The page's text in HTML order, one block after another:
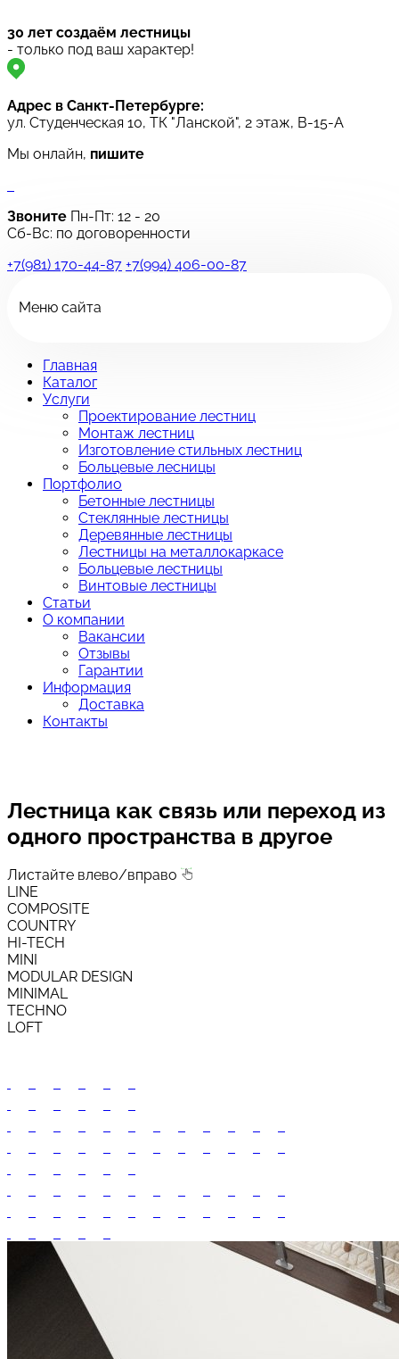
30 лет создаём лестницы
- только под ваш характер!
Адрес в Санкт-Петербурге:
ул. Студенческая 10, ТК "Ланской", 2 этаж, B-15-A
Мы онлайн, пишите
Звоните Пн-Пт: 12 - 20
Сб-Вс: по договоренности
+7(981) 170-44-87 +7(994) 406-00-87
Меню сайта
Главная
Каталог
Услуги
Проектирование лестниц
Монтаж лестниц
Изготовление стильных лестниц
Больцевые лесницы
Портфолио
Бетонные лестницы
Стеклянные лестницы
Деревянные лестницы
Лестницы на металлокаркасе
Больцевые лестницы
Винтовые лестницы
Статьи
О компании
Вакансии
Отзывы
Гарантии
Информация
Доставка
Контакты
Лестница как связь или переход из
одного пространства в другое
Листайте влево/вправо
LINE
COMPOSITE
COUNTRY
HI-TECH
MINI
MODULAR DESIGN
MINIMAL
TECHNO
LOFT